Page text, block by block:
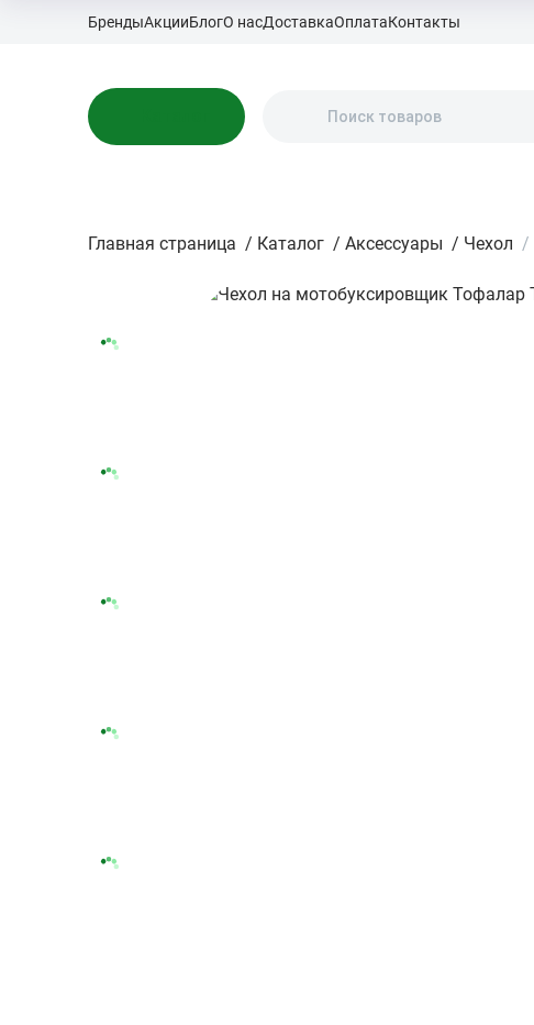
БрендыАкцииБлогО насДоставкаОплатаКонтакты
Главная страница / Каталог / Аксессуары / Чехол /